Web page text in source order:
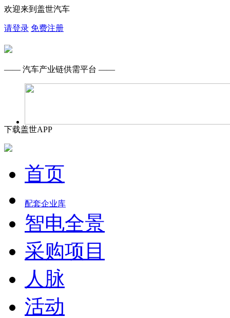
欢迎来到盖世汽车
请登录 免费注册
—— 汽车产业链供需平台 ——
下载盖世APP
首页
配套企业库
智电全景
采购项目
人脉
活动